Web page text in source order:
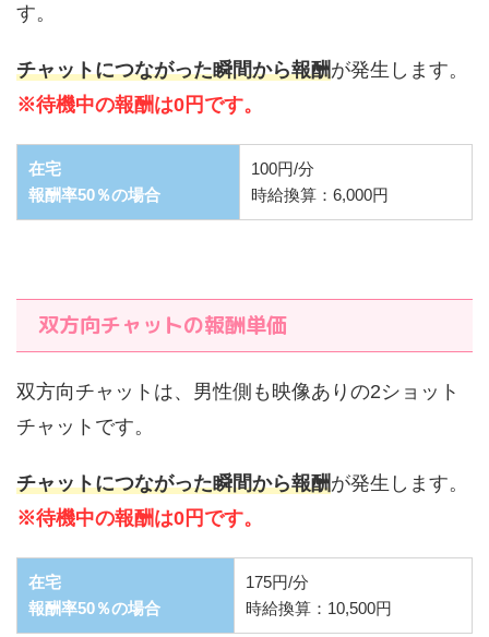
す。
チャットにつながった瞬間から報酬が発生します。
※待機中の報酬は0円です。
在宅
報酬率50％の場合
100円/分
時給換算：6,000円
双方向チャットの報酬単価
双方向チャットは、男性側も映像ありの2ショット
チャットです。
チャットにつながった瞬間から報酬が発生します。
※待機中の報酬は0円です。
在宅
報酬率50％の場合
175円/分
時給換算：10,500円